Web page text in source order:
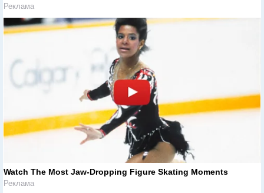
Реклама
Watch The Most Jaw‑Dropping Figure Skating Moments
Реклама